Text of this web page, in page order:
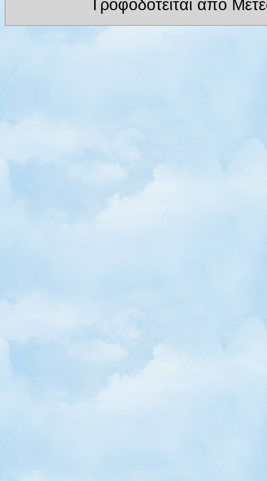
Τροφοδοτείται απο